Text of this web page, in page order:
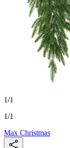
1/1
1/1
Max Christmas